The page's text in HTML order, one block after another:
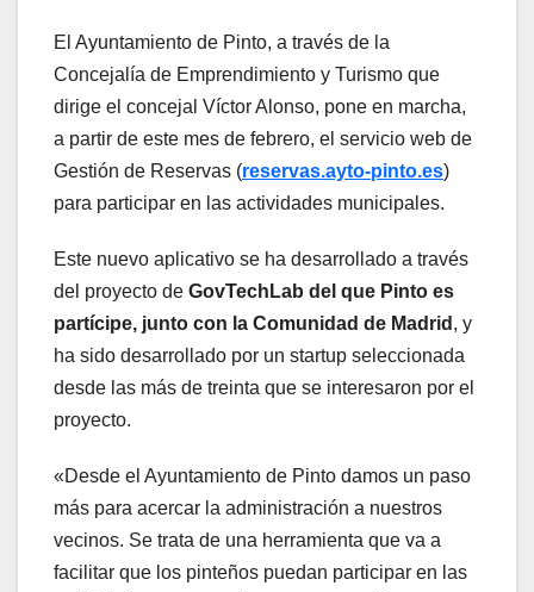
El Ayuntamiento de Pinto, a través de la
Concejalía de Emprendimiento y Turismo que
dirige el concejal Víctor Alonso, pone en marcha,
a partir de este mes de febrero, el servicio web de
Gestión de Reservas (reservas.ayto-pinto.es)
para participar en las actividades municipales.
Este nuevo aplicativo se ha desarrollado a través
del proyecto de GovTechLab del que Pinto es
partícipe, junto con la Comunidad de Madrid , y
ha sido desarrollado por un startup seleccionada
desde las más de treinta que se interesaron por el
proyecto.
«Desde el Ayuntamiento de Pinto damos un paso
más para acercar la administración a nuestros
vecinos. Se trata de una herramienta que va a
facilitar que los pinteños puedan participar en las